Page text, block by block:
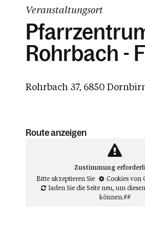
Veranstaltungsort
Rohrbach -
Rohrbach 37, 6850
Route anzeigen
Zustimmung
Bitte akzeptieren Sie
Cookies von
laden Sie die Seite neu, um
können.##